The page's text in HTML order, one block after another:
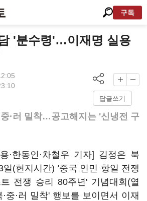
구독
'분수령'…이재명 실용
답글쓰기
·러 밀착…공고해지는 '신냉전 구
·한동인·차철우 기자] 김정은 북
일(현지시간) '중국 인민 항일 전쟁
전쟁 승리 80주년' 기념대회(열
중·러 밀착' 행보를 보이면서 이재